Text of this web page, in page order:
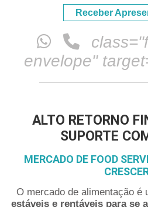
Receber
envelope"
ALTO RETORNO
SUPORTE
MERCADO DE FOOD
O mercado de alimentação é
estáveis e rentáveis para se